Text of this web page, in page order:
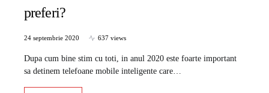
preferi?
24 septembrie 2020 637 views
Dupa cum bine stim cu toti, in anul 2020 este foarte important
sa detinem telefoane mobile inteligente care…